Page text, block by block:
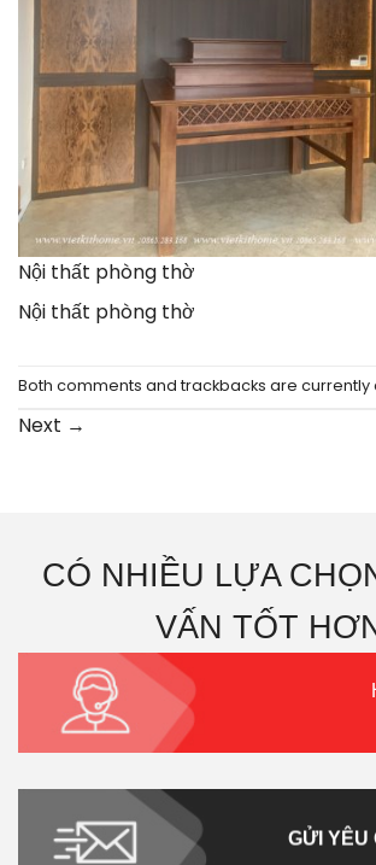
Nội thất phòng thờ
Nội thất phòng thờ
Both comments and trackbacks are currently
Next →
CÓ NHIỀU LỰA
VẤN TỐT
GỬI YÊU